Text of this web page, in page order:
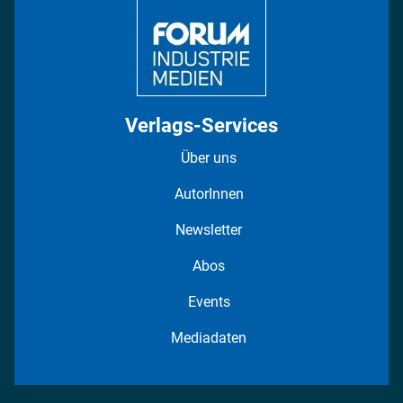
Verlags-Services
Über uns
AutorInnen
Newsletter
Abos
Events
Mediadaten